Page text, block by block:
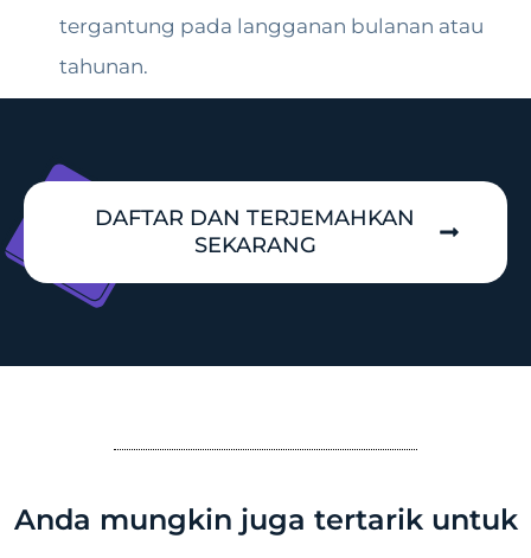
tergantung pada langganan bulanan atau
tahunan.
DAFTAR DAN TERJEMAHKAN
SEKARANG
Anda mungkin juga tertarik untuk